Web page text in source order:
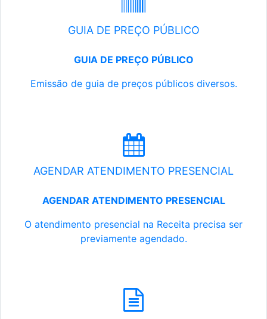
GUIA DE PREÇO PÚBLICO
GUIA DE PREÇO PÚBLICO
Emissão de guia de preços públicos diversos.
AGENDAR ATENDIMENTO PRESENCIAL
AGENDAR ATENDIMENTO PRESENCIAL
O atendimento presencial na Receita precisa ser
previamente agendado.